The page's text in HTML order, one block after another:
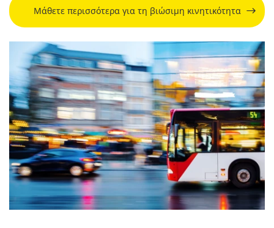
Μάθετε περισσότερα για τη βιώσιμη κινητικότητα